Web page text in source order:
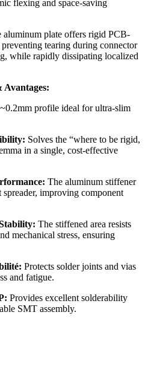
flexing and space-saving
aluminum plate offers rigid PCB-
preventing tearing during connector
, while rapidly dissipating localized
Avantages:
~0.2mm profile ideal for ultra-slim
: Solves the “where to be rigid,
in a single, cost-effective
: The aluminum stiffener
spreader, improving component
: The stiffened area resists
mechanical stress, ensuring
Protects solder joints and vias
and fatigue.
Provides excellent solderability
SMT assembly.